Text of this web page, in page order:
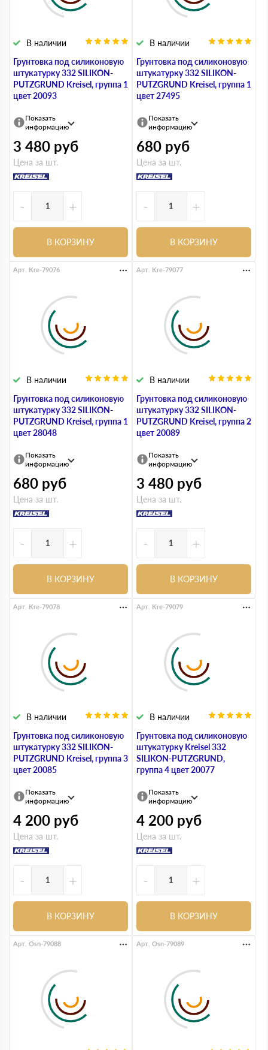
Грунтовка под силиконовую
штукатурку 332 SILIKON-
PUTZGRUND Kreisel, группа 1
цвет 20093
В наличии
Показать
информацию
3 480 руб
Цена за шт.
- +
В КОРЗИНУ
Грунтовка под силиконовую
штукатурку 332 SILIKON-
PUTZGRUND Kreisel, группа 1
цвет 27495
В наличии
Показать
информацию
680 руб
Цена за шт.
- +
В КОРЗИНУ
Грунтовка под силиконовую
штукатурку 332 SILIKON-
PUTZGRUND Kreisel, группа 1
цвет 28048
В наличии
Арт. Kre-79076
Показать
информацию
680 руб
Цена за шт.
- +
В КОРЗИНУ
Грунтовка под силиконовую
штукатурку 332 SILIKON-
PUTZGRUND Kreisel, группа 2
цвет 20089
В наличии
Арт. Kre-79077
Показать
информацию
3 480 руб
Цена за шт.
- +
В КОРЗИНУ
Грунтовка под силиконовую
штукатурку 332 SILIKON-
PUTZGRUND Kreisel, группа 3
цвет 20085
В наличии
Арт. Kre-79078
Показать
информацию
4 200 руб
Цена за шт.
- +
В КОРЗИНУ
Грунтовка под силиконовую
штукатурку Kreisel 332
SILIKON-PUTZGRUND,
группа 4 цвет 20077
В наличии
Арт. Kre-79079
Показать
информацию
4 200 руб
Цена за шт.
- +
В КОРЗИНУ
Арт. Osn-79088 Арт. Osn-79089